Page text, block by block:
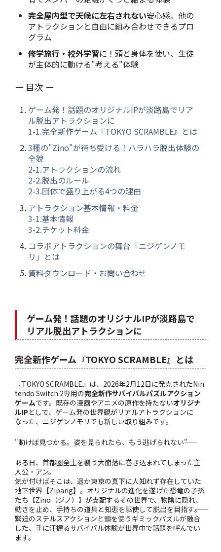
完全屋内型で天候に左右されない安心感。他の
アトラクションと自由に組み合わせできるプロ
グラム
修学旅行・校外学習に！頭と身体を使い、生徒
が主体的に動ける"考える"体験
ー 目次 ー
ゲーム発！話題のオリジナルIPが淡路島でリア
ル脱出アトラクションに
1-1.完全新作ゲーム『TOKYO SCRAMBLE』とは
3種の"Zino"が待ち受ける！ハラハラ脱出体験の
全貌
2-1.アトラクションの流れ
2-2.脱出のルール
2-3.団体で盛り上がる4つの理由
アトラクション基本情報・料金
3-1.基本情報
3-2.チケット料金
コラボアトラクションの舞台「ニジゲンノモ
リ」とは
資料ダウンロード・お問い合わせ
ゲーム発！話題のオリジナルIPが淡路島で
リアル脱出アトラクションに
完全新作ゲーム『TOKYO SCRAMBLE』とは
『TOKYO SCRAMBLE』は、2026年2月12日に発売されたNin
tendo Switch 2専用の完全新作サバイバルパズルアクション
ゲームです。既存の漫画やアニメの原作を持たないオリジナ
ルIPとして、ゲーム発の世界観がリアルアトラクションに
なった、ニジゲンノモリでも新しい取り組みです。
"動けば見つかる。姿を見られたら、もう逃げられない――"
ある日、首都圏全土を襲う大崩落に巻き込まれてしまった主
人公・アン。
気が付けばそこは、遥か東京の真下に人知れず存在していた
地下世界【Zipang】。オリジナルの進化を遂げた恐竜の子孫
たち【Zino（ジノ）】が支配するその世界で、物陰に隠れ、
動きを止め、手持ちの道具と知恵を駆使して脱出を目指す――。
緊迫のステルスアクションと頭を使うギミックパズルが融合
した、手に汗握るサバイバル体験が世界中で話題を呼んでい
ます。